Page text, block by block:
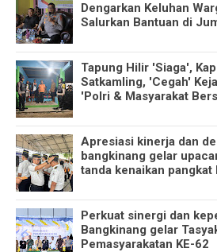
Dengarkan Keluhan
Salurkan Bantuan di
Tapung Hilir 'Siaga',
Satkamling, 'Cegah'
'Polri & Masyarakat
Apresiasi kinerja dan
bangkinang gelar
tanda kenaikan pangkat
Perkuat sinergi dan
Bangkinang gelar
Pemasyarakatan KE-62